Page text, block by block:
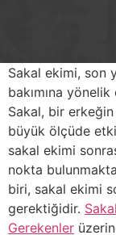
Sakal ekimi, son
bakımına
Sakal, bir
büyük ölçüde
sakal ekimi
nokta
biri, sakal ekimi
gerektiğidir.
Gerekenler